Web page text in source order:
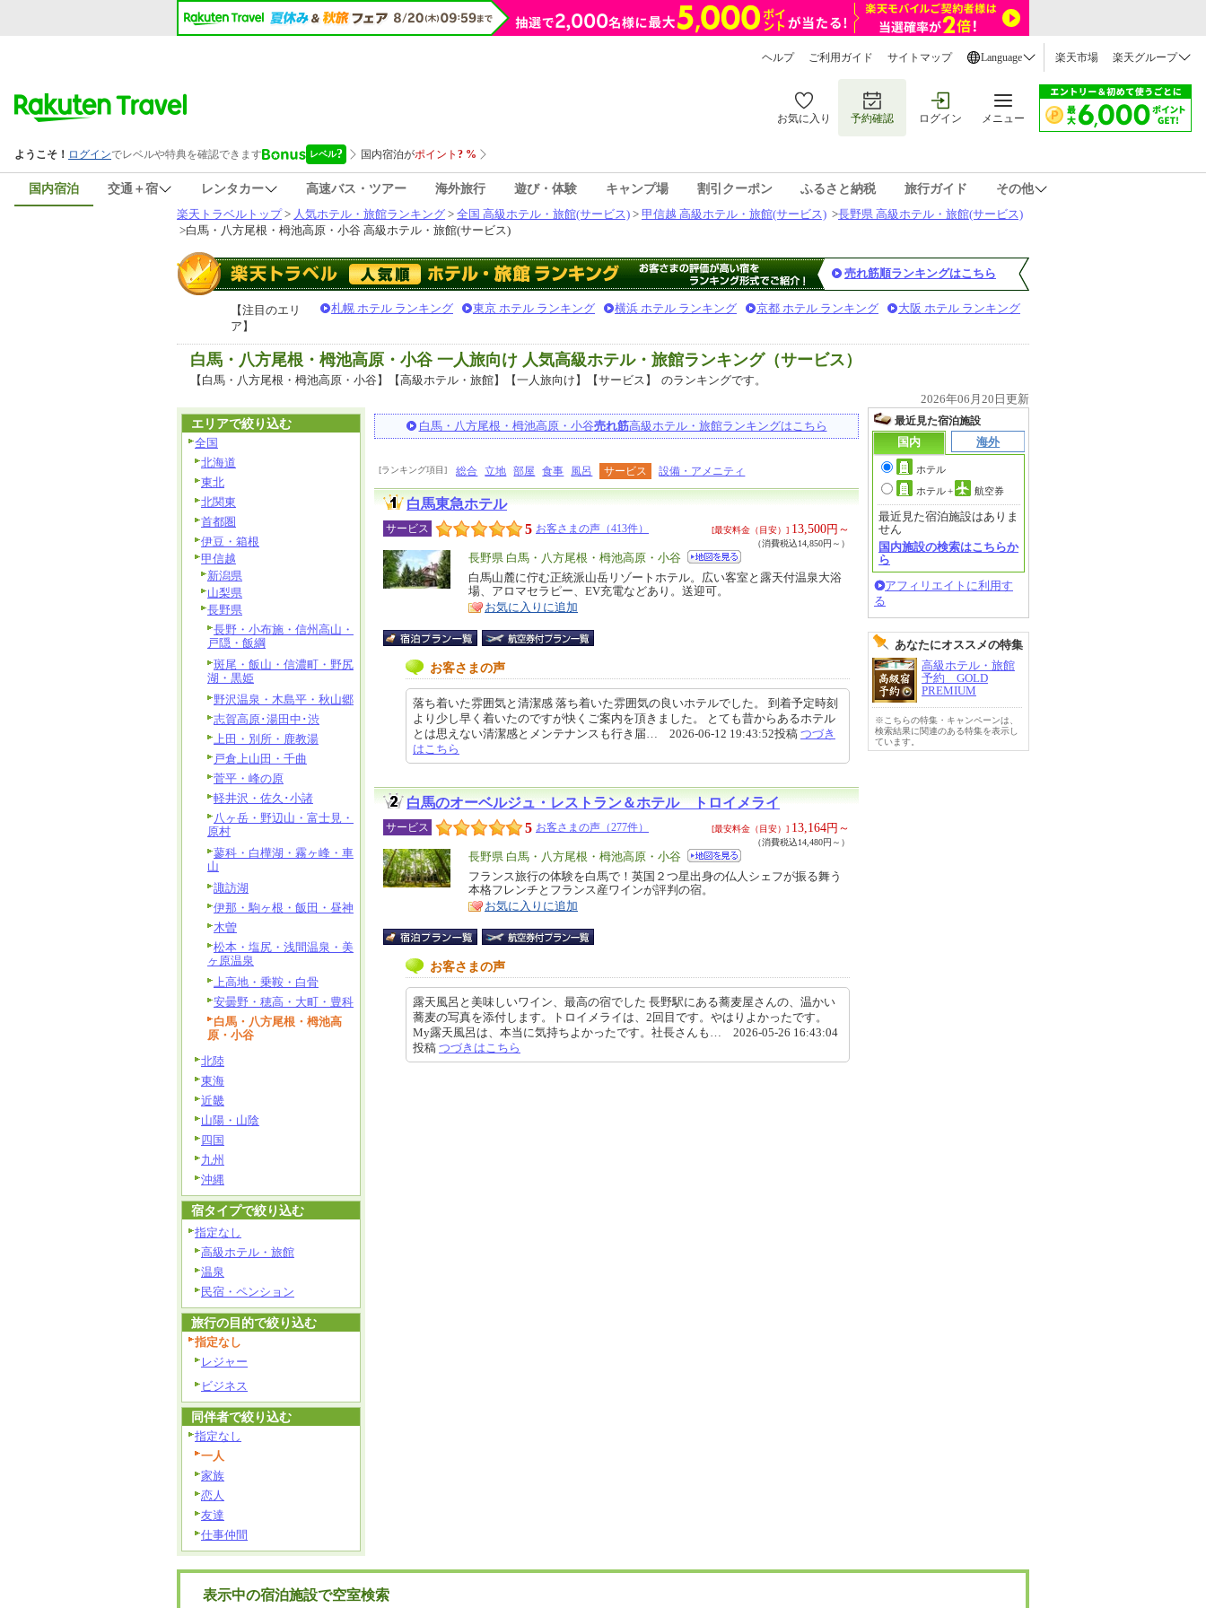
ヘルプ ご利用ガイド サイトマップ Language 楽天市場 楽天グループ
お気に入り 予約確認 ログイン メニュー
国内宿泊 交通＋宿 レンタカー 高速バス・ツアー 海外旅行 遊び・体験 キャンプ場 割引クーポン ふるさと納税 旅行ガイド
その他
楽天トラベルトップ> 人気ホテル・旅館ランキング > 全国 高級ホテル・旅館(サービス) > 甲信越 高級ホテル・旅館(サービス) >長野県 高級ホテル・旅館(サービス)
>白馬・八方尾根・栂池高原・小谷 高級ホテル・旅館(サービス)
売れ筋順ランキングはこちら
【注目のエリ
ア】
札幌 ホテル ランキング 東京 ホテル ランキング 横浜 ホテル ランキング 京都 ホテル ランキング 大阪 ホテル ランキング
白馬・八方尾根・栂池高原・小谷 一人旅向け 人気高級ホテル・旅館ランキング（サービス）
【白馬・八方尾根・栂池高原・小谷】【高級ホテル・旅館】【一人旅向け】【サービス】
のランキングです。
2026年06月20日更新
白馬・八方尾根・栂池高原・小谷売れ筋高級ホテル・旅館ランキングはこちら
[ランキング項目] 総合 立地 部屋 食事 風呂 サービス 設備・アメニティ
白馬東急ホテル
サービス 5 お客さまの声（413件） [最安料金（目安）] 13,500円～
（消費税込14,850円～）
エ
リ
ア
長野県 白馬・八方尾根・栂池高原・小谷
特
徴
白馬山麓に佇む正統派山岳リゾートホテル。広い客室と露天付温泉大浴
場、アロマセラピー、EV充電などあり。送迎可。
お気に入りに追加
お客さまの声
落ち着いた雰囲気と清潔感 落ち着いた雰囲気の良いホテルでした。 到着予定時刻
より少し早く着いたのですが快くご案内を頂きました。 とても昔からあるホテル
とは思えない清潔感とメンテナンスも行き届… 2026-06-12 19:43:52投稿 つづき
はこちら
白馬のオーベルジュ・レストラン＆ホテル トロイメライ
サービス 5 お客さまの声（277件） [最安料金（目安）] 13,164円～
（消費税込14,480円～）
エ
リ
ア
長野県 白馬・八方尾根・栂池高原・小谷
特
徴
フランス旅行の体験を白馬で！英国２つ星出身の仏人シェフが振る舞う
本格フレンチとフランス産ワインが評判の宿。
お気に入りに追加
お客さまの声
露天風呂と美味しいワイン、最高の宿でした 長野駅にある蕎麦屋さんの、温かい
蕎麦の写真を添付します。トロイメライは、2回目です。やはりよかったです。
My露天風呂は、本当に気持ちよかったです。社長さんも… 2026-05-26 16:43:04
投稿 つづきはこちら
最近見た宿泊施設
国内
海外
ホテル
ホテル+ 航空券
最近見た宿泊施設はありま
せん
国内施設の検索はこちらか
ら
アフィリエイトに利用す
る
あなたにオススメの特集
高級ホテル・旅館
予約 GOLD
PREMIUM
※こちらの特集・キャンペーンは、
検索結果に関連のある特集を表示し
ています。
エリアで絞り込む
全国
北海道
東北
北関東
首都圏
伊豆・箱根
甲信越
新潟県
山梨県
長野県
長野・小布施・信州高山・
戸隠・飯綱
斑尾・飯山・信濃町・野尻
湖・黒姫
野沢温泉・木島平・秋山郷
志賀高原･湯田中･渋
上田・別所・鹿教湯
戸倉上山田・千曲
菅平・峰の原
軽井沢・佐久･小諸
八ヶ岳・野辺山・富士見・
原村
蓼科・白樺湖・霧ヶ峰・車
山
諏訪湖
伊那・駒ヶ根・飯田・昼神
木曽
松本・塩尻・浅間温泉・美
ヶ原温泉
上高地・乗鞍・白骨
安曇野・穂高・大町・豊科
白馬・八方尾根・栂池高
原・小谷
北陸
東海
近畿
山陽・山陰
四国
九州
沖縄
宿タイプで絞り込む
指定なし
高級ホテル・旅館
温泉
民宿・ペンション
旅行の目的で絞り込む
指定なし
レジャー
ビジネス
同伴者で絞り込む
指定なし
一人
家族
恋人
友達
仕事仲間
表示中の宿泊施設で空室検索